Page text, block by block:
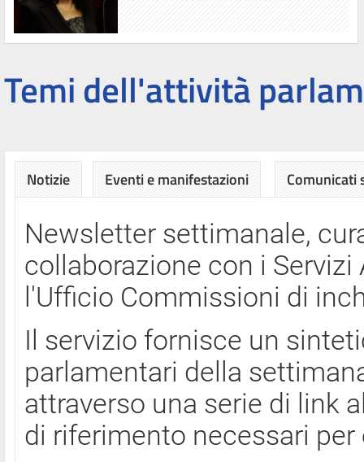
Temi dell'attività
Notizie Eventi e manifestazioni Comunicati
Newsletter settimanale,
collaborazione con i
l'Ufficio Commissioni di
Il servizio fornisce un
parlamentari della
attraverso una serie di link
di riferimento necessari